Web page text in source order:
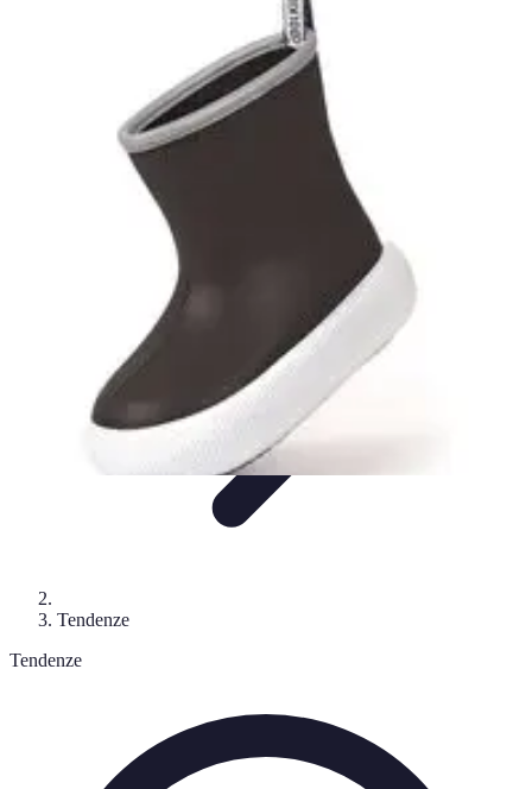
TendenzeGuida al guardaroba
Stil Eleganza
Tendenze
Tendenze